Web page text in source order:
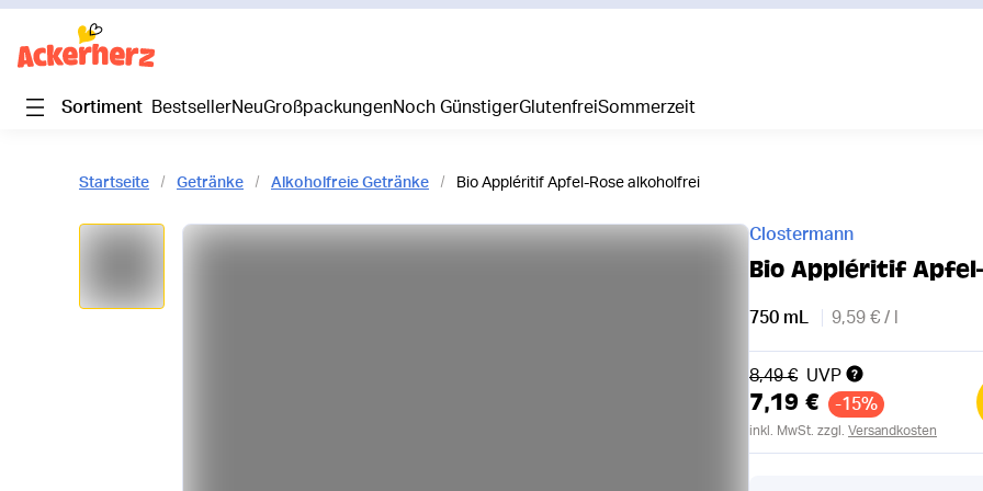
Sortiment Bestseller Neu Großpackungen Noch Günstiger Glutenfrei Sommerzeit
Startseite Getränke Alkoholfreie Getränke Bio Appléritif Apfel-Rose alkoholfrei
Clostermann
Bio Appléritif
750 mL 9,59 € / l
Alter Preis
8,49 € UVP
7,19 € -15%
inkl. MwSt. zzgl. Versandkosten